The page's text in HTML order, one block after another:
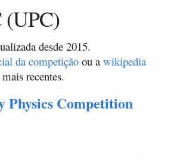
(UPC)
desde 2015.
da competição ou a wikipedia
recentes.
Physics Competition